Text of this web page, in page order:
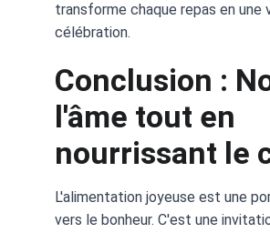
transforme chaque repas en une
célébration.
Conclusion :
l'âme tout en
nourrissant le
L'alimentation joyeuse est une
vers le bonheur. C'est une